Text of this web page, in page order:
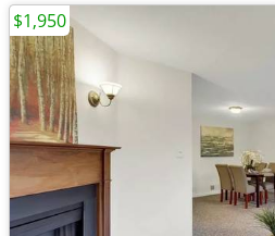
$1,950